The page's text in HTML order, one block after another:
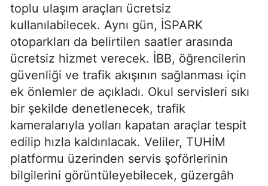
toplu ulaşım araçları ücretsiz
kullanılabilecek. Aynı gün, İSPARK
otoparkları da belirtilen saatler arasında
ücretsiz hizmet verecek. İBB, öğrencilerin
güvenliği ve trafik akışının sağlanması için
ek önlemler de açıkladı. Okul servisleri sıkı
bir şekilde denetlenecek, trafik
kameralarıyla yolları kapatan araçlar tespit
edilip hızla kaldırılacak. Veliler, TUHİM
platformu üzerinden servis şoförlerinin
bilgilerini görüntüleyebilecek, güzergâh